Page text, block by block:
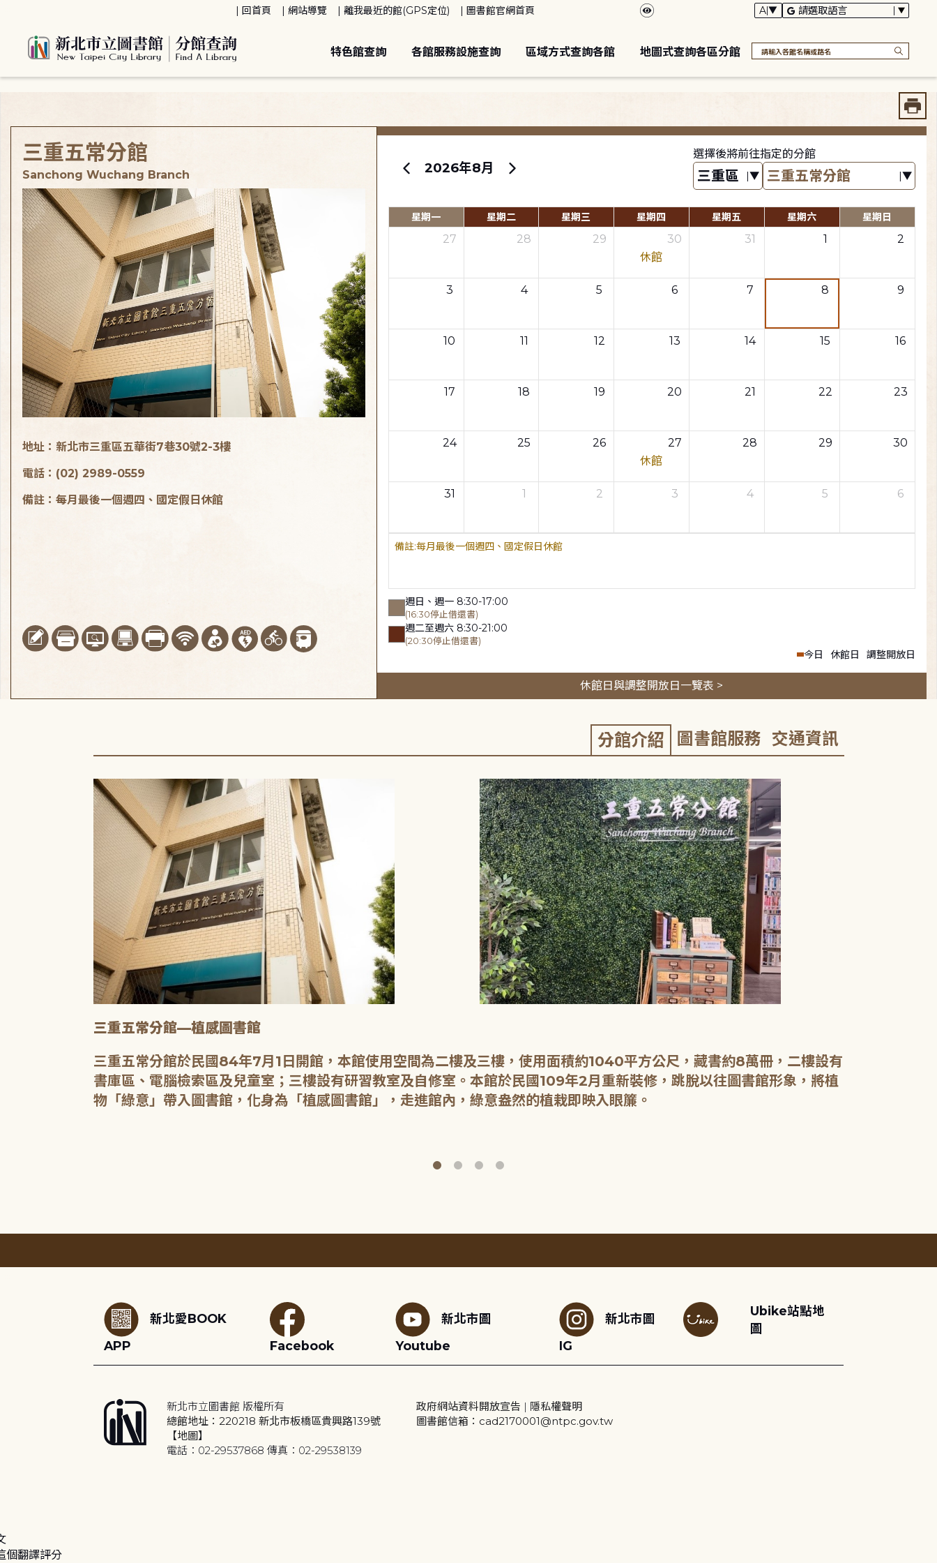
回首頁 網站導覽 離我最近的館(GPS定位) 圖書館官網首頁
特色館查詢 各館服務設施查詢 區域方式查詢各館 地圖式查詢各區分館
2026年8月
選擇後將前往指定的分館
星期一 星期二 星期三 星期四 星期五 星期六 星期日
27 28 29
30
休館
31 1 2
3 4 5 6 7 8 9
10 11 12 13 14 15 16
17 18 19 20 21 22 23
24 25 26
27
休館
28 29 30
31 1 2 3 4 5 6
每月最後一個週四、國定假日休館
週日、週一 8:30-17:00
(16:30停止借還書)
週二至週六 8:30-21:00
(20:30停止借還書)
今日 休館日 調整開放日
休館日與調整開放日一覽表 >
三重五常分館
Sanchong Wuchang Branch
地址：新北市三重區五華街7巷30號2-3樓
電話：(02) 2989-0559
備註：每月最後一個週四、國定假日休館
分館介紹 圖書館服務 交通資訊
三重五常分館—植感圖書館
三重五常分館於民國84年7月1日開館，本館使用空間為二樓及三樓，使用面積約1040平方公尺，藏書約8萬冊，二樓設有
書庫區、電腦檢索區及兒童室；三樓設有研習教室及自修室。本館於民國109年2月重新裝修，跳脫以往圖書館形象，將植
物「綠意」帶入圖書館，化身為「植感圖書館」，走進館內，綠意盎然的植栽即映入眼簾。
新北愛BOOK
APP
Facebook
新北市圖
Youtube
新北市圖
IG
Ubike站點地
圖
新北市立圖書館 版權所有
總館地址：220218 新北市板橋區貴興路139號
【地圖】
電話：02-29537868 傳真：02-29538139
政府網站資料開放宣告 | 隱私權聲明
圖書館信箱：cad2170001@ntpc.gov.tw
個翻譯評分